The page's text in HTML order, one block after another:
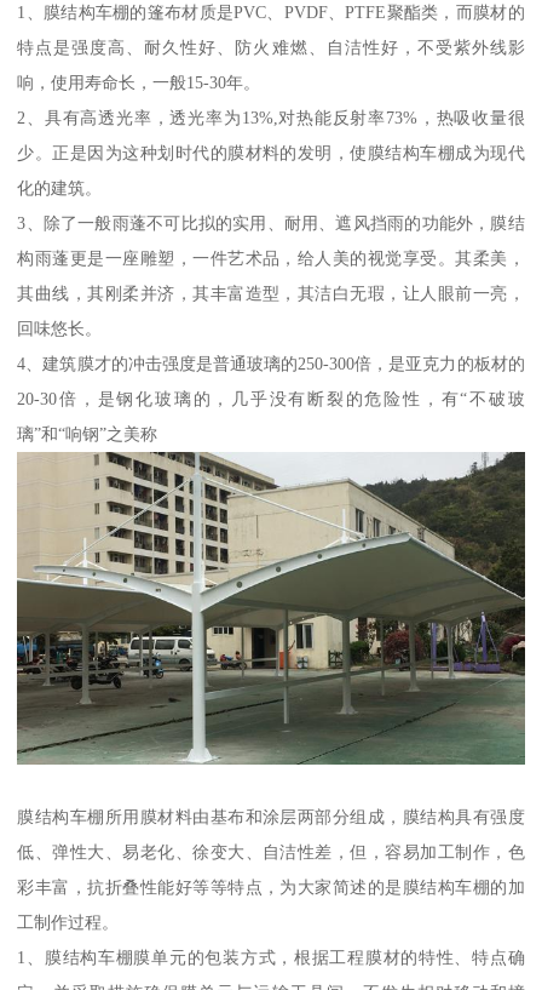
1、膜结构车棚的篷布材质是PVC、PVDF、PTFE聚酯类，而膜材的
特点是强度高、耐久性好、防火难燃、自洁性好，不受紫外线影
响，使用寿命长，一般15-30年。
2、具有高透光率，透光率为13%,对热能反射率73%，热吸收量很
少。正是因为这种划时代的膜材料的发明，使膜结构车棚成为现代
化的建筑。
3、除了一般雨蓬不可比拟的实用、耐用、遮风挡雨的功能外，膜结
构雨蓬更是一座雕塑，一件艺术品，给人美的视觉享受。其柔美，
其曲线，其刚柔并济，其丰富造型，其洁白无瑕，让人眼前一亮，
回味悠长。
4、建筑膜才的冲击强度是普通玻璃的250-300倍，是亚克力的板材的
20-30倍，是钢化玻璃的，几乎没有断裂的危险性，有“不破玻
璃”和“响钢”之美称
膜结构车棚所用膜材料由基布和涂层两部分组成，膜结构具有强度
低、弹性大、易老化、徐变大、自洁性差，但，容易加工制作，色
彩丰富，抗折叠性能好等等特点，为大家简述的是膜结构车棚的加
工制作过程。
1、膜结构车棚膜单元的包装方式，根据工程膜材的特性、特点确